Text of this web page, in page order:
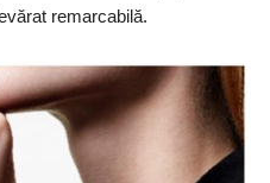
remarcabilă.